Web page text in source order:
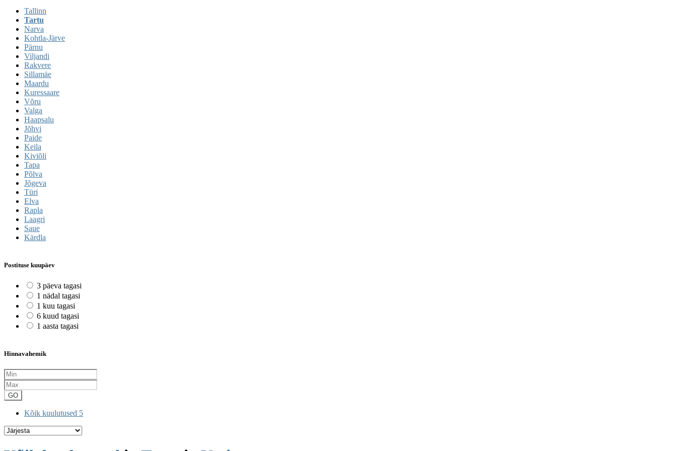
Tallinn
Tartu
Narva
Kohtla-Järve
Pärnu
Viljandi
Rakvere
Sillamäe
Maardu
Kuressaare
Võru
Valga
Haapsalu
Jõhvi
Paide
Keila
Kiviõli
Tapa
Põlva
Jõgeva
Türi
Elva
Rapla
Laagri
Saue
Kärdla
Postituse kuupäev
3 päeva tagasi
1 nädal tagasi
1 kuu tagasi
6 kuud tagasi
1 aasta tagasi
Hinnavahemik
GO
Kõik kuulutused 5